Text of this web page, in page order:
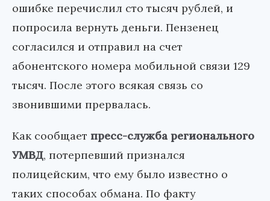
ошибке перечислил сто тысяч рублей, и
попросила вернуть деньги. Пензенец
согласился и отправил на счет
абонентского номера мобильной связи 129
тысяч. После этого всякая связь со
звонившими прервалась.
Как сообщает пресс-служба регионального
УМВД, потерпевший признался
полицейским, что ему было известно о
таких способах обмана. По факту